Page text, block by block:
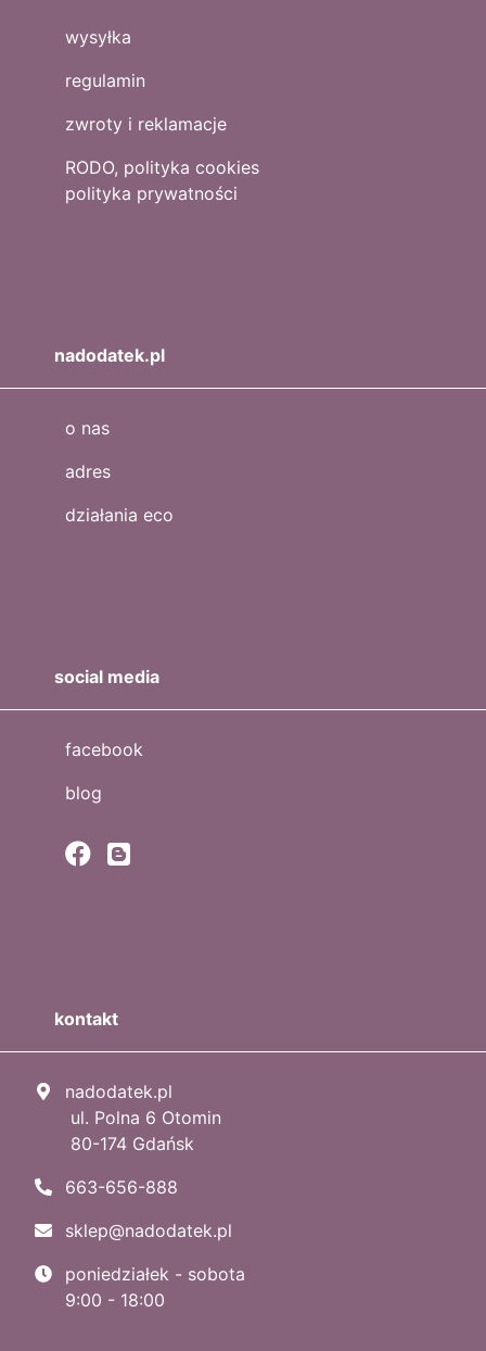
wysyłka
regulamin
zwroty i reklamacje
RODO, polityka cookies
polityka prywatności
nadodatek.pl
o nas
adres
działania eco
social media
facebook
blog
kontakt
nadodatek.pl
ul. Polna 6 Otomin
80-174 Gdańsk
663-656-888
sklep@nadodatek.pl
poniedziałek - sobota
9:00 - 18:00